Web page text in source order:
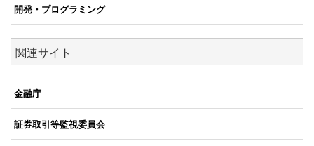
開発・プログラミング
関連サイト
金融庁
証券取引等監視委員会